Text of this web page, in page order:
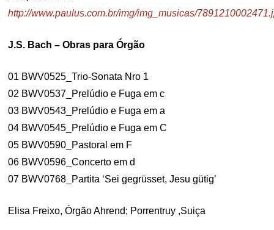
http://www.paulus.com.br/img/img_musicas/
J.S. Bach – Obras para Órgão
01 BWV0525_Trio-Sonata Nro 1
02 BWV0537_Prelúdio e Fuga em c
03 BWV0543_Prelúdio e Fuga em a
04 BWV0545_Prelúdio e Fuga em C
05 BWV0590_Pastoral em F
06 BWV0596_Concerto em d
07 BWV0768_Partita ‘Sei gegrüsset, Jesu gütig’
Elisa Freixo, Órgão Ahrend; Porrentruy ,Suiça